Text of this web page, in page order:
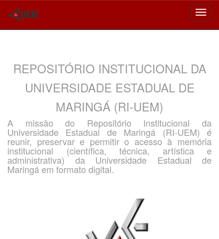
REPOSITÓRIO INSTITUCIONAL DA
UNIVERSIDADE ESTADUAL DE
MARINGÁ (RI-UEM)
A missão do Repositório Institucional da
Universidade Estadual de Maringá (RI-UEM) é
reunir, preservar e permitir o acesso à memória
institucional (científica, técnica, artística e
administrativa) da Universidade Estadual de
Maringá em formato digital.